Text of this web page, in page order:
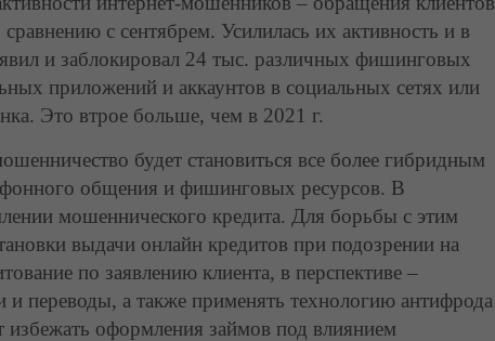
с сентябрем. Усилилась их активность и в
и заблокировал 24 тыс. различных фишинговых
приложений и аккаунтов в социальных сетях или
Это втрое больше, чем в 2021 г.
будет становиться все более гибридным
общения и фишинговых ресурсов. В
мошеннического кредита. Для борьбы с этим
выдачи онлайн кредитов при подозрении на
по заявлению клиента, в перспективе –
и переводы, а также применять технологию антифрода
избежать оформления займов под влиянием